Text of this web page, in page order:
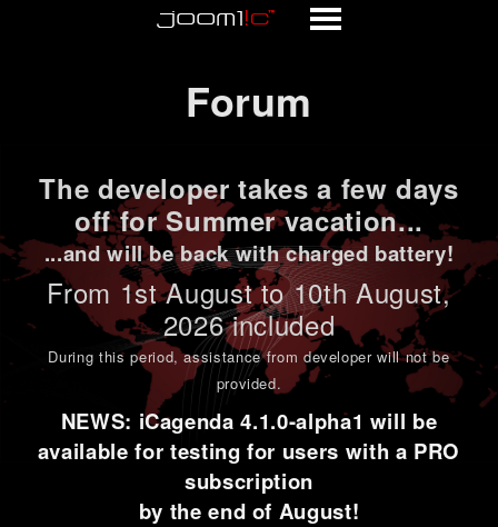
Forum
The developer takes a few days
off for Summer vacation...
...and will be back with charged battery!
From 1stAugust to 10th August,
2026 included
During this period,assistance from developer will not be
provided.
NEWS: iCagenda 4.1.0-alpha1 will be
available for testing for users with a PRO
subscription
by the end of August!